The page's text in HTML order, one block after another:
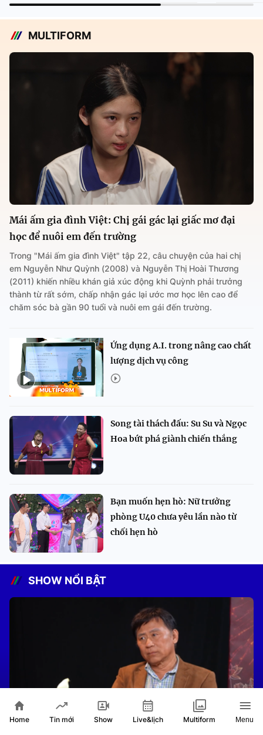
MULTIFORM
Mái ấm gia đình Việt: Chị gái gác lại giấc mơ đại
học để nuôi em đến trường
Trong "Mái ấm gia đình Việt" tập 22, câu chuyện của hai chị
em Nguyễn Như Quỳnh (2008) và Nguyễn Thị Hoài Thương
(2011) khiến nhiều khán giả xúc động khi Quỳnh phải trưởng
thành từ rất sớm, chấp nhận gác lại ước mơ học lên cao để
chăm sóc bà gần 90 tuổi và nuôi em gái đến trường.
Ứng dụng A.I. trong nâng cao chất
lượng dịch vụ công
Song tài thách đấu: Su Su và Ngọc
Hoa bứt phá giành chiến thắng
Bạn muốn hẹn hò: Nữ trưởng
phòng U40 chưa yêu lần nào từ
chối hẹn hò
SHOW NỔI BẬT
Home Tin mới Show Live&lịch Multiform Menu